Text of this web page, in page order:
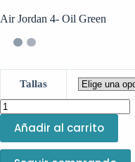
Air Jordan 4- Oil Green
Tallas
Air
Jordan
Oil
Green
Añadir al carrito